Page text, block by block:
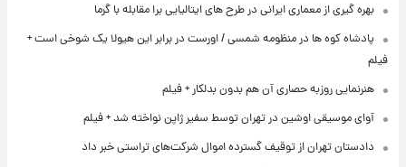
بهره گیری از معماری ایرانی در طرح های ایتالیایی برا مقابله با گرما
پادشاه کوه ها در منظومه شمسی / اورست در برابر این هیولا یک شوخی است +
فیلم
هنرنمایی روزبه حصاری آن هم بدون بدلکار + فیلم
آوای موسیقی اوشین در تهران توسط سفیر ژاپن نواخته شد + فیلم
دادستان تهران از توقیف گسترده اموال شرکت‌های تراستی خبر داد